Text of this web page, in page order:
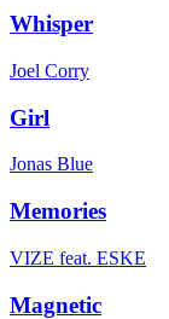
Whisper
Joel Corry
Girl
Jonas Blue
Memories
VIZE feat. ESKE
Magnetic